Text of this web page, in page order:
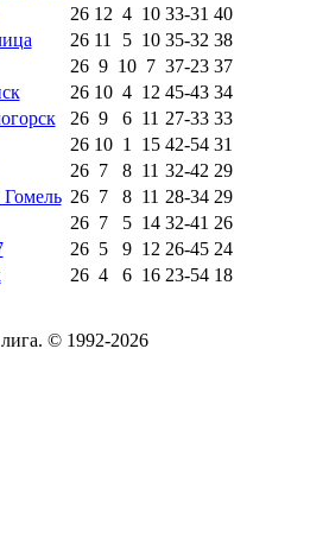
26 12 4 10 33-31 40
26 11 5 10 35-32 38
26 9 10 7 37-23 37
26 10 4 12 45-43 34
26 9 6 11 27-33 33
26 10 1 15 42-54 31
26 7 8 11 32-42 29
26 7 8 11 28-34 29
26 7 5 14 32-41 26
26 5 9 12 26-45 24
26 4 6 16 23-54 18
© 1992-2026